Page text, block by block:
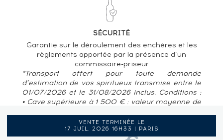
VENTE TERMINÉE LE
17 JUIL. 2026 16H33 | PARIS
SÉCURITÉ
Garantie sur le déroulement des enchères et les
règlements apportée par la présence d’un
commissaire-priseur
*Transport offert pour toute demande
d’estimation de vos spiritueux transmise entre le
01/07/2026 et le 31/08/2026 inclus. Conditions :
• Cave supérieure à 1 500 € : valeur moyenne de
France métropolitaine, Belgique, Luxembourg